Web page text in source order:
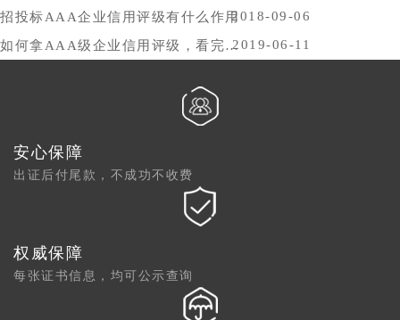
招投标AAA企业信用评级有什么作用2018-09-06
如何拿AAA级企业信用评级，看完你就懂了2019-06-11
安心保障
出证后付尾款，不成功不收费
权威保障
每张证书信息，均可公示查询